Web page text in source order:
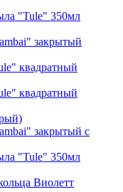
"Tule" 350мл
закрытый
квадратный
квадратный
закрытый с
"Tule" 350мл
Виолетт